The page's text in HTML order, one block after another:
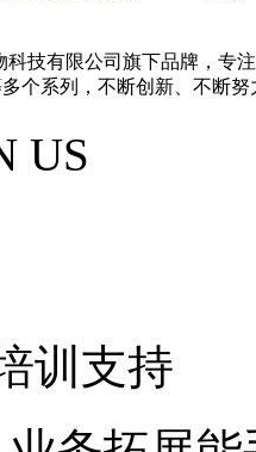
科技有限公司旗下品牌，专
个系列，不断创新、不断
US
训支持